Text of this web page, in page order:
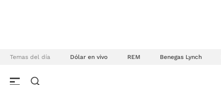
Temas del día Dólar en vivo REM Benegas Lynch